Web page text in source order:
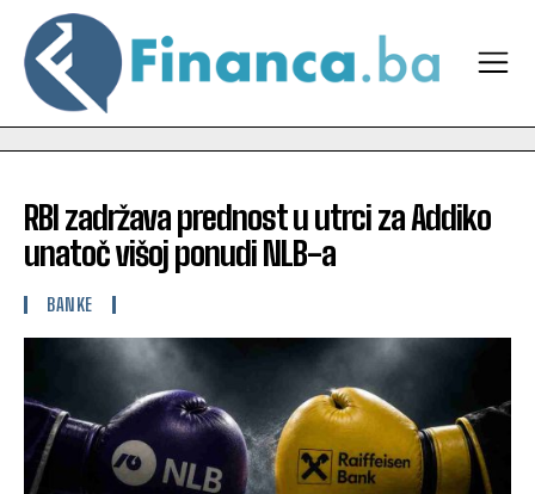
RBI zadržava prednost u utrci za Addiko
unatoč višoj ponudi NLB-a
BANKE